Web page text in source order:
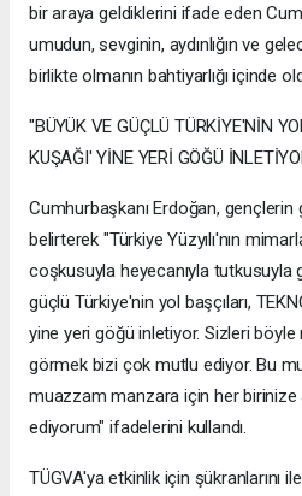
bir araya geldiklerini ifade eden
umudun, sevginin, aydınlığın ve
birlikte olmanın bahtiyarlığı içinde
"BÜYÜK VE GÜÇLÜ TÜRKİYE'NİN
KUŞAĞI' YİNE YERİ GÖĞÜ
Cumhurbaşkanı Erdoğan, gençlerin
belirterek "Türkiye Yüzyılı'nın
coşkusuyla heyecanıyla tutkusuyla
güçlü Türkiye'nin yol başçıları,
yine yeri göğü inletiyor. Sizleri
görmek bizi çok mutlu ediyor. Bu
muazzam manzara için her birinize
ediyorum" ifadelerini kullandı.
TÜGVA'ya etkinlik için şükranlarını